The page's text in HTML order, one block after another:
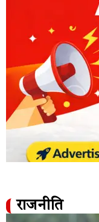
राजनीति